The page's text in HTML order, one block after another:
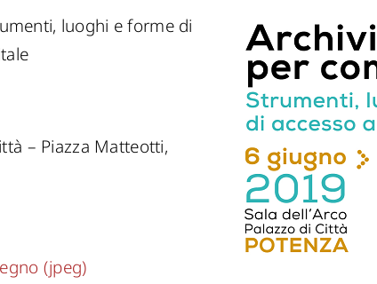
luoghi e forme di
– Piazza Matteotti,
(jpeg)